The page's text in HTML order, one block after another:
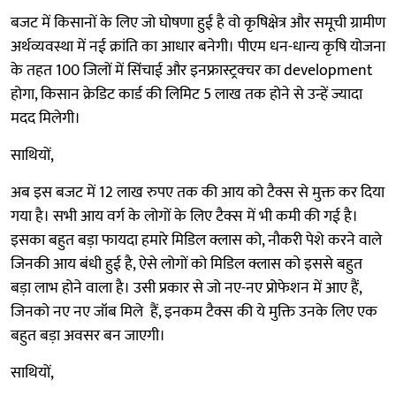
बजट में किसानों के लिए जो घोषणा हुई है वो कृषिक्षेत्र और समूची ग्रामीण
अर्थव्यवस्था में नई क्रांति का आधार बनेगी। पीएम धन-धान्य कृषि योजना
के तहत 100 जिलों में सिंचाई और इनफ्रास्ट्रक्चर का development
होगा, किसान क्रेडिट कार्ड की लिमिट 5 लाख तक होने से उन्हें ज्यादा
मदद मिलेगी।
साथियों,
अब इस बजट में 12 लाख रुपए तक की आय को टैक्स से मुक्त कर दिया
गया है। सभी आय वर्ग के लोगों के लिए टैक्स में भी कमी की गई है।
इसका बहुत बड़ा फायदा हमारे मिडिल क्लास को, नौकरी पेशे करने वाले
जिनकी आय बंधी हुई है, ऐसे लोगों को मिडिल क्लास को इससे बहुत
बड़ा लाभ होने वाला है। उसी प्रकार से जो नए-नए प्रोफेशन में आए हैं,
जिनको नए नए जॉब मिले हैं, इनकम टैक्स की ये मुक्ति उनके लिए एक
बहुत बड़ा अवसर बन जाएगी।
साथियों,